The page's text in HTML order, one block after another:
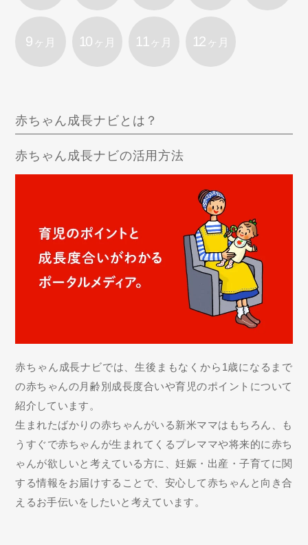
9 ヶ月 10 ヶ月 11 ヶ月 12 ヶ月
赤ちゃん成長ナビとは？
赤ちゃん成長ナビの活用方法
赤ちゃん成長ナビでは、生後まもなくから1歳になるまで
の赤ちゃんの月齢別成長度合いや育児のポイントについて
紹介しています。
生まれたばかりの赤ちゃんがいる新米ママはもちろん、も
うすぐで赤ちゃんが生まれてくるプレママや将来的に赤ち
ゃんが欲しいと考えている方に、妊娠・出産・子育てに関
する情報をお届けすることで、安心して赤ちゃんと向き合
えるお手伝いをしたいと考えています。